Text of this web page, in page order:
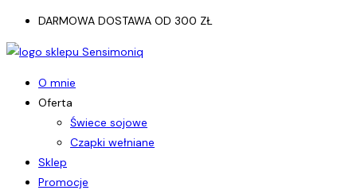
Koniec
treści
DARMOWA DOSTAWA OD 300 ZŁ
O mnie
Oferta
Świece sojowe
Czapki wełniane
Sklep
Promocje